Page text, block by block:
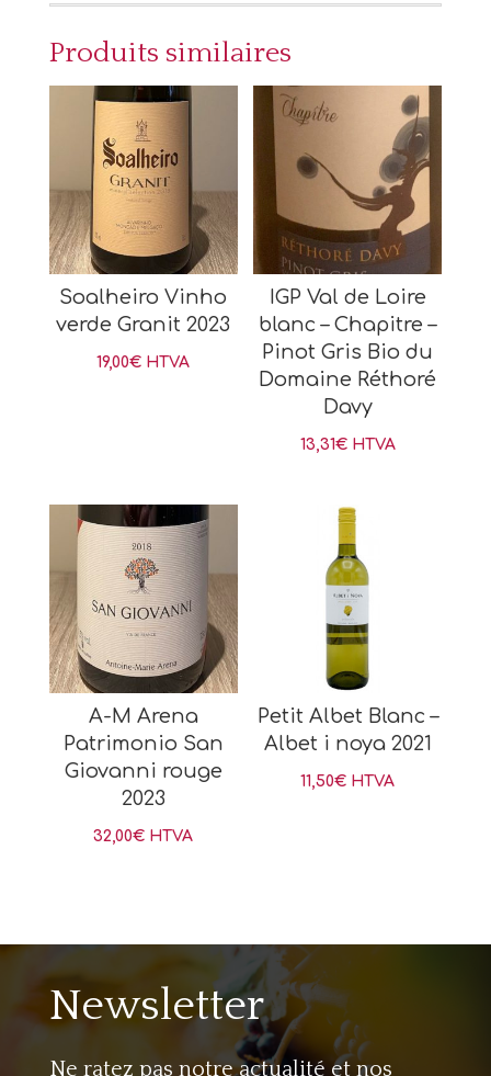
Produits similaires
Soalheiro Vinho
verde Granit 2023
19,00€ HTVA
IGP Val de Loire
blanc – Chapitre –
Pinot Gris Bio du
Domaine Réthoré
Davy
13,31€ HTVA
A-M Arena
Patrimonio San
Giovanni rouge
2023
32,00€ HTVA
Petit Albet Blanc –
Albet i noya 2021
11,50€ HTVA
Newsletter
Ne ratez pas notre actualité et nos